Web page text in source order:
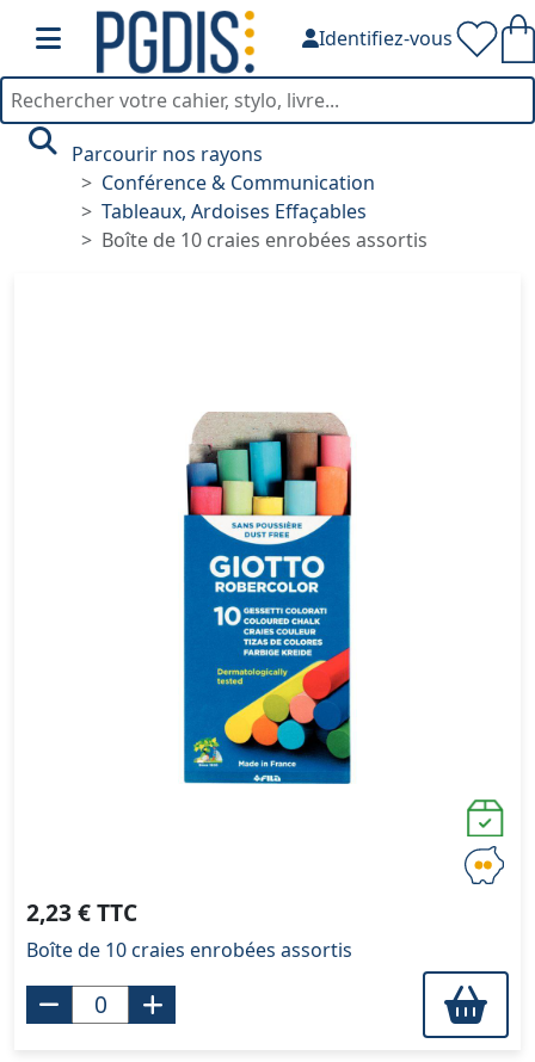
Identifiez-vous
Parcourir nos rayons
Conférence & Communication
Tableaux, Ardoises Effaçables
Boîte de 10 craies enrobées assortis
2,23 € TTC
Boîte de 10 craies enrobées assortis